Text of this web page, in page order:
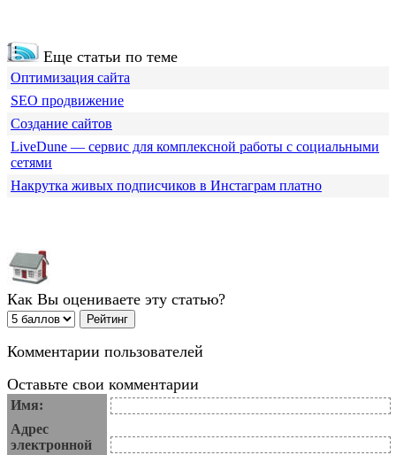
Еще статьи по теме
Оптимизация сайта
SEO продвижение
Создание сайтов
LiveDune — сервис для комплексной работы с социальными
сетями
Накрутка живых подписчиков в Инстаграм платно
Как Вы оцениваете эту статью?
Комментарии пользователей
Оставьте свои комментарии
Имя:
Адрес
электронной